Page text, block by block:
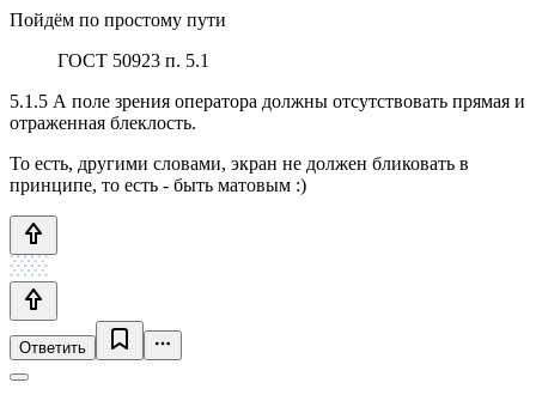
Пойдём по простому пути
ГОСТ 50923 п. 5.1
5.1.5 А поле зрения оператора должны отсутствовать прямая и
отраженная блеклость.
То есть, другими словами, экран не должен бликовать в
принципе, то есть - быть матовым :)
Ответить